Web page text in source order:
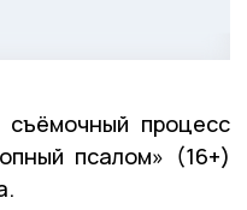
процесс
псалом» (16+)